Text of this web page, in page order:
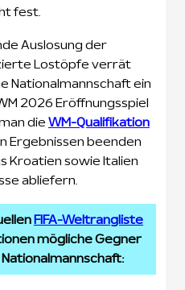
fest.
Auslosung der
Lostöpfe verrät
Nationalmannschaft ein
2026 Eröffnungsspiel
die WM-Qualifikation
Ergebnissen beenden
Kroatien sowie Italien
abliefern.
FIFA-Weltrangliste
mögliche Gegner